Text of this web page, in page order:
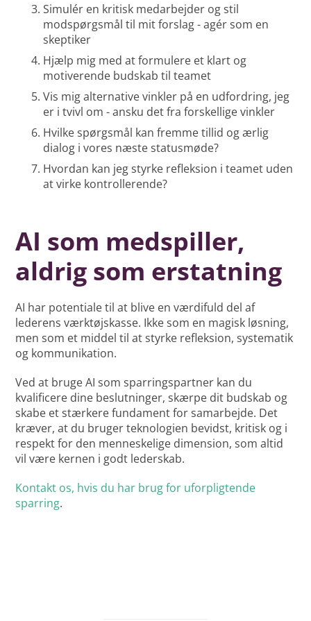
Simulér en kritisk medarbejder og stil
modspørgsmål til mit forslag - agér som en
skeptiker
Hjælp mig med at formulere et klart og
motiverende budskab til teamet
Vis mig alternative vinkler på en udfordring, jeg
er i tvivl om - ansku det fra forskellige vinkler
Hvilke spørgsmål kan fremme tillid og ærlig
dialog i vores næste statusmøde?
Hvordan kan jeg styrke refleksion i teamet uden
at virke kontrollerende?
AI som medspiller,
aldrig som erstatning
AI har potentiale til at blive en værdifuld del af
lederens værktøjskasse. Ikke som en magisk løsning,
men som et middel til at styrke refleksion, systematik
og kommunikation.
Ved at bruge AI som sparringspartner kan du
kvalificere dine beslutninger, skærpe dit budskab og
skabe et stærkere fundament for samarbejde. Det
kræver, at du bruger teknologien bevidst, kritisk og i
respekt for den menneskelige dimension, som altid
vil være kernen i godt lederskab.
Kontakt os, hvis du har brug for uforpligtende
sparring.